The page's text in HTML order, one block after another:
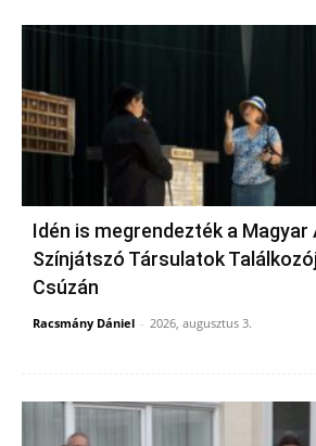
Idén is megrendezték a
Színjátszó Társulatok
Csúzán
Racsmány Dániel - 2026, augusztus 3.